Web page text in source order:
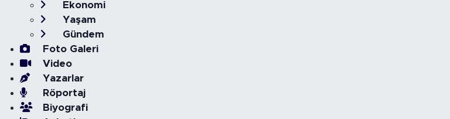
Ekonomi
Yaşam
Gündem
Foto Galeri
Video
Yazarlar
Röportaj
Biyografi